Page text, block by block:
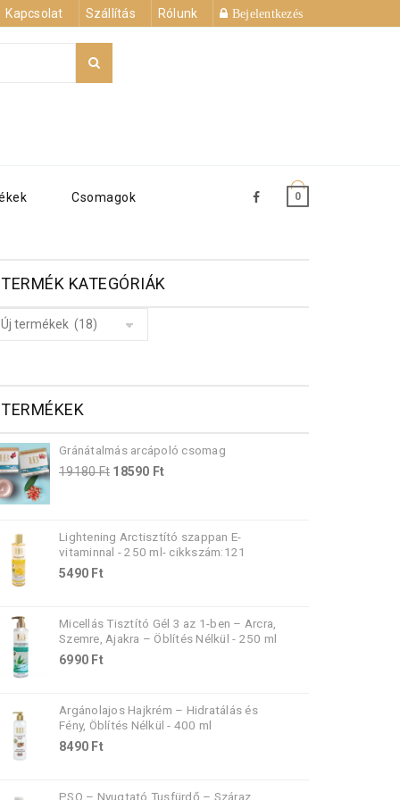
Kapcsolat Szállítás Rólunk Bejelentkezés
Csomagok 0
TERMÉK KATEGÓRIÁK
TERMÉKEK
Gránátalmás arcápoló csomag
19180Ft Original
19180 Ft.
18590 FtCurrent
18590 Ft.
Lightening Arctisztító szappan E-
vitaminnal - 250 ml- cikkszám:121
5490 Ft
Micellás Tisztító Gél 3 az 1-ben – Arcra,
Szemre, Ajakra – Öblítés Nélkül - 250 ml
6990 Ft
Argánolajos Hajkrém – Hidratálás és
Fény, Öblítés Nélkül - 400 ml
8490 Ft
PSO – Nyugtató Tusfürdő – Száraz,